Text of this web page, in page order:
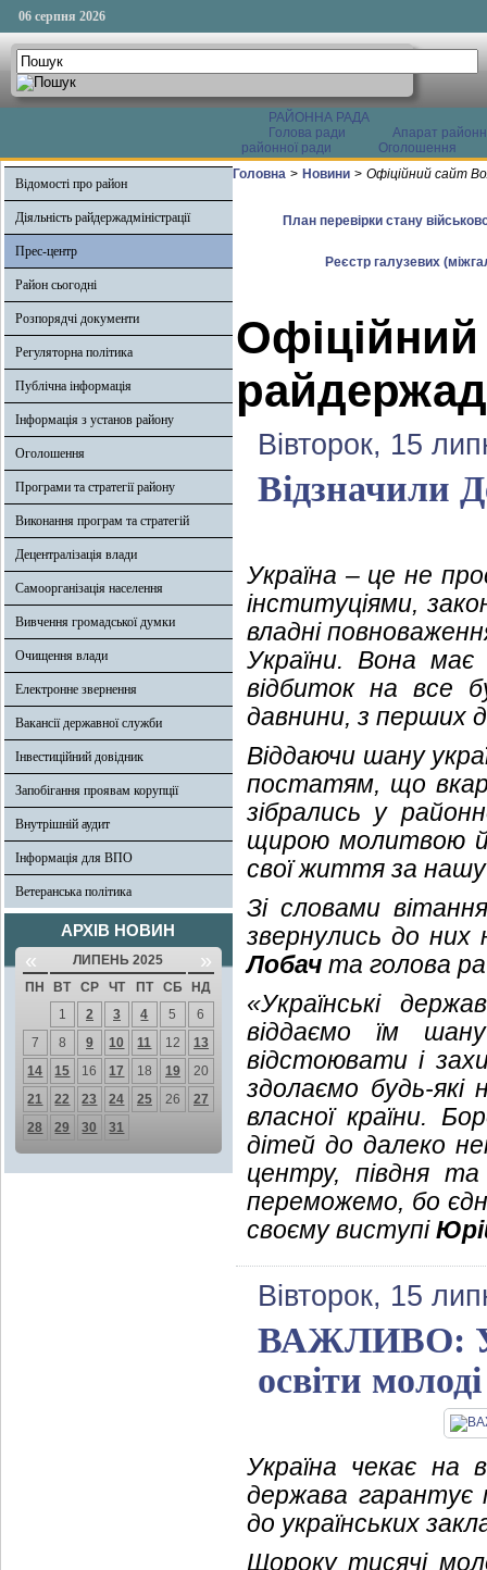
06 серпня 2026
РАЙОННА РАДА
Голова ради
Апарат
районної ради
Оголошення
Відомості про район
Діяльність райдержадміністрації
Прес-центр
Район сьогодні
Розпорядчі документи
Регуляторна політика
Публічна інформація
Інформація з установ району
Оголошення
Програми та стратегії району
Виконання програм та стратегій
Децентралізація влади
Самоорганізація населення
Вивчення громадської думки
Очищення влади
Електронне звернення
Вакансії державної служби
Інвестиційний довідник
Запобігання проявам корупції
Внутрішній аудит
Інформація для ВПО
Ветеранська політика
АРХІВ НОВИН
« ЛИПЕНЬ 2025 »
ПН ВТ СР ЧТ ПТ СБ
НД
1
2 3 4 5
6
7
8 9 10 11 12
13
14
15 16 17 18 19
20
21
22 23 24 25 26
27
28
29 30 31
Головна > Новини > Офіційний сайт
План перевірки стану
Реєстр галузевих
Вівторок, 15
Відзначили
Україна – це не
інституціями,
владні
України. Вона має
відбиток на все
давнини, з перших
Віддаючи шану
постатям, що
зібрались у
щирою молитвою й
свої життя за
Зі словами
звернулись до них
Лобач та голова
«Українські
віддаємо їм
відстоювати і
здолаємо будь-
власної країни.
дітей до далеко
центру, півдня
переможемо, бо
своєму виступі
Вівторок, 15
ВАЖЛИВО:
освіти
Україна чекає на
держава гарантує
до українських
Щороку тисячі